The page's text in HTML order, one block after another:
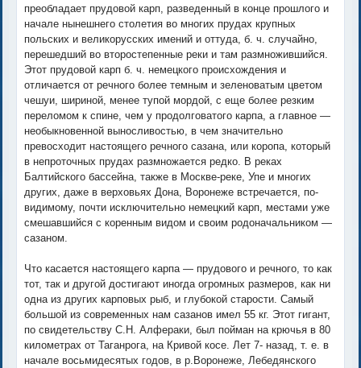
преобладает прудовой карп, разведенный в конце прошлого и
начале нынешнего столетия во многих прудах крупных
польских и великорусских имений и оттуда, б. ч. случайно,
перешедший во второстепенные реки и там размножившийся.
Этот прудовой карп б. ч. немецкого происхождения и
отличается от речного более темным и зеленоватым цветом
чешуи, шириной, менее тупой мордой, с еще более резким
переломом к спине, чем у продолговатого карпа, а главное —
необыкновенной выносливостью, в чем значительно
превосходит настоящего речного сазана, или коропа, который
в непроточных прудах размножается редко. В реках
Балтийского бассейна, также в Москве-реке, Упе и многих
других, даже в верховьях Дона, Воронеже встречается, по-
видимому, почти исключительно немецкий карп, местами уже
смешавшийся с коренным видом и своим родоначальником —
сазаном.
Что касается настоящего карпа — прудового и речного, то как
тот, так и другой достигают иногда огромных размеров, как ни
одна из других карповых рыб, и глубокой старости. Самый
большой из современных нам сазанов имел 55 кг. Этот гигант,
по свидетельству С.Н. Алфераки, был пойман на крючья в 80
километрах от Таганрога, на Кривой косе. Лет 7- назад, т. е. в
начале восьмидесятых годов, в р.Воронеже, Лебедянского